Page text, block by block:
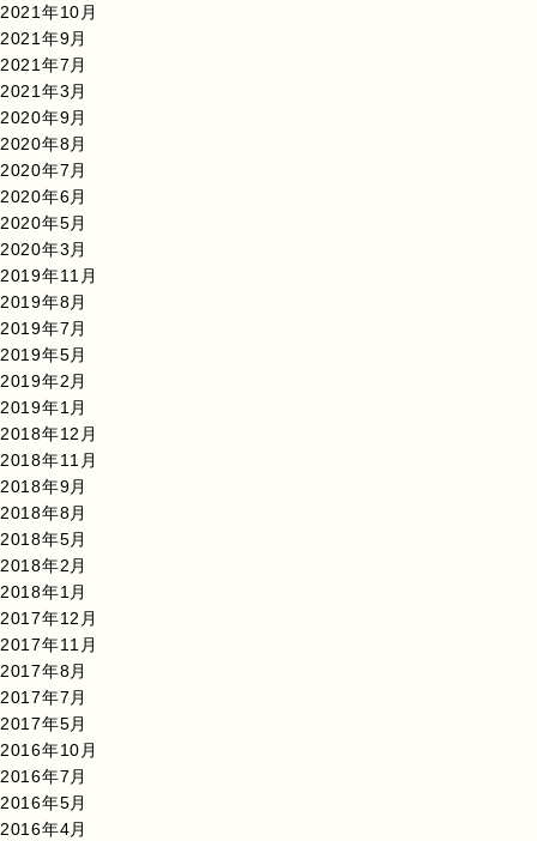
2021年10月
2021年9月
2021年7月
2021年3月
2020年9月
2020年8月
2020年7月
2020年6月
2020年5月
2020年3月
2019年11月
2019年8月
2019年7月
2019年5月
2019年2月
2019年1月
2018年12月
2018年11月
2018年9月
2018年8月
2018年5月
2018年2月
2018年1月
2017年12月
2017年11月
2017年8月
2017年7月
2017年5月
2016年10月
2016年7月
2016年5月
2016年4月